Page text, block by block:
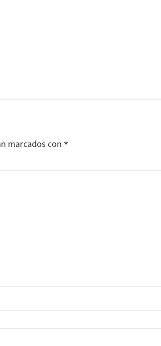
marcados con *